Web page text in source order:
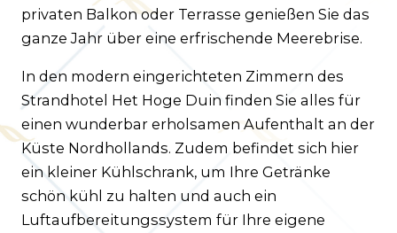
privaten Balkon oder Terrasse genießen Sie das
ganze Jahr über eine erfrischende Meerebrise.
In den modern eingerichteten Zimmern des
Strandhotel Het Hoge Duin finden Sie alles für
einen wunderbar erholsamen Aufenthalt an der
Küste Nordhollands. Zudem befindet sich hier
ein kleiner Kühlschrank, um Ihre Getränke
schön kühl zu halten und auch ein
Luftaufbereitungssystem für Ihre eigene